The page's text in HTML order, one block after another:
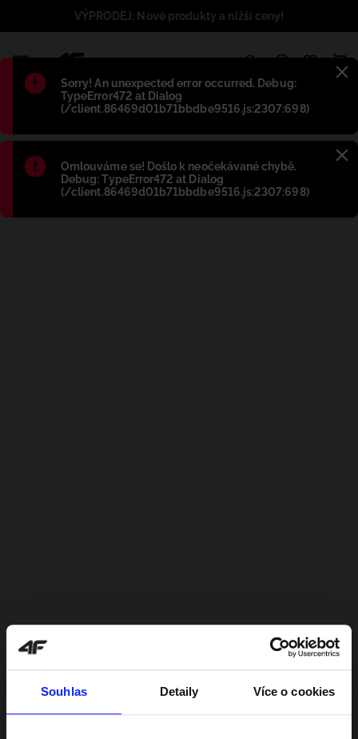
Souhlas Detaily Více o cookies
Błąd:
Sorry! An unexpected error occurred. Debug:
TypeError472 at Dialog
(/client.86469d01b71bbdbe9516.js:2307:698)
Błąd:
Omlouváme se! Došlo k neočekávané chybě.
Debug: TypeError472 at Dialog
(/client.86469d01b71bbdbe9516.js:2307:698)
VÝPRODEJ: Nové produkty a nižší ceny!